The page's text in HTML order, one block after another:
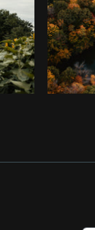
Martinez do